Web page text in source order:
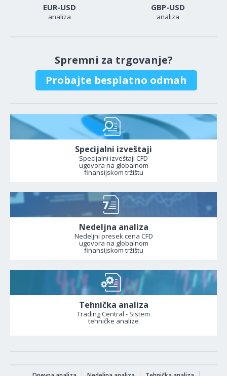
EUR-USD
analiza
GBP-USD
analiza
Spremni za trgovanje?
Probajte besplatno odmah
Specijalni izveštaji
Specijalni izveštaji CFD
ugovora na globalnom
finansijskom tržištu
Nedeljna analiza
Nedeljni presek cena CFD
ugovora na globalnom
finansijskom tržištu
Tehnička analiza
Trading Central - Sistem
tehničke analize